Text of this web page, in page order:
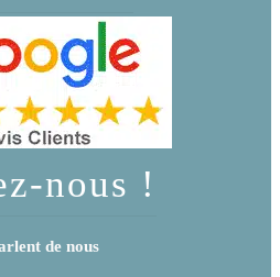
nous !
de nous